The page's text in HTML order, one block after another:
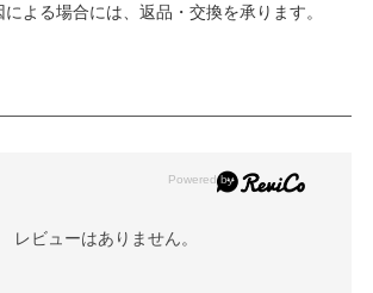
よる場合には、返品・交換を承ります。
レビューはありません。